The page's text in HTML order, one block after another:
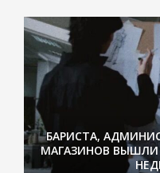
БАРИСТА,
МАГАЗИНОВ